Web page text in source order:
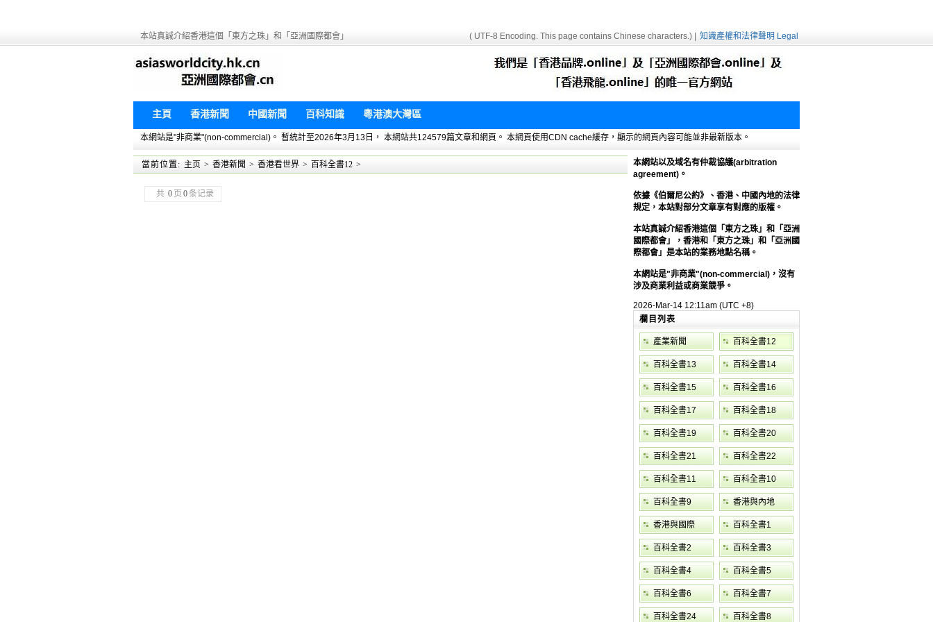
本站真誠介紹香港這個「東方之珠」和「亞洲國際都會」 ( UTF-8 Encoding. This page contains Chinese characters.) | 知識產權和法律聲明 Legal
主頁 香港新聞 中國新聞 百科知識 粵港澳大灣區
本網站是"非商業"(non-commercial)。 暫統計至2026年3月13日， 本網站共124579篇文章和網頁。 本網頁使用CDN cache緩存，顯示的網頁內容可能並非最新版本。
當前位置: 主页 > 香港新聞 > 香港看世界 > 百科全書12 >
共 0 页 0 条记录
本網站以及域名有仲裁協議(arbitration
agreement)。
依據《伯爾尼公約》、香港、中國內地的法律
規定，本站對部分文章享有對應的版權。
本站真誠介紹香港這個「東方之珠」和「亞洲
國際都會」，香港和「東方之珠」和「亞洲國
際都會」是本站的業務地點名稱。
本網站是"非商業"(non-commercial)，沒有
涉及商業利益或商業競爭。
2026-Mar-14 12:11am (UTC +8)
欄目列表
產業新聞 百科全書12
百科全書13 百科全書14
百科全書15 百科全書16
百科全書17 百科全書18
百科全書19 百科全書20
百科全書21 百科全書22
百科全書11 百科全書10
百科全書9 香港與內地
香港與國際 百科全書1
百科全書2 百科全書3
百科全書4 百科全書5
百科全書6 百科全書7
百科全書24 百科全書8